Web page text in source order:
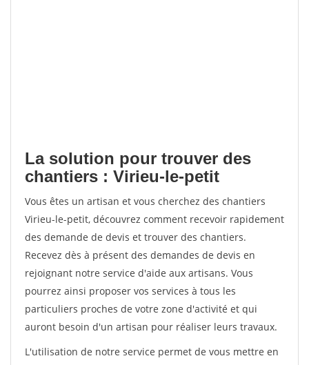
La solution pour trouver des
chantiers : Virieu-le-petit
Vous êtes un artisan et vous cherchez des chantiers
Virieu-le-petit, découvrez comment recevoir rapidement
des demande de devis et trouver des chantiers.
Recevez dès à présent des demandes de devis en
rejoignant notre service d'aide aux artisans. Vous
pourrez ainsi proposer vos services à tous les
particuliers proches de votre zone d'activité et qui
auront besoin d'un artisan pour réaliser leurs travaux.
L'utilisation de notre service permet de vous mettre en